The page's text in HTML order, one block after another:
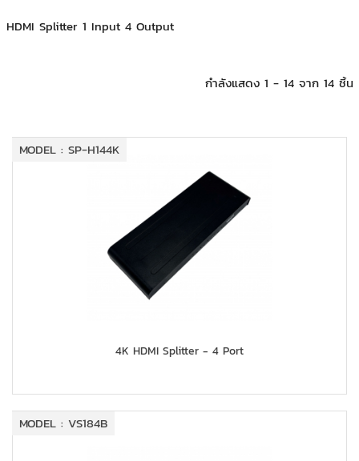
+
SUPPORT
HDMI Splitter 1 Input 4 Output
กำลังแสดง 1 - 14 จาก 14 ชิ้น
MODEL : SP-H144K
4K HDMI Splitter - 4 Port
MODEL : VS184B